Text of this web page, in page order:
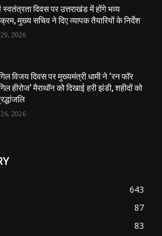
स्वतंत्रता दिवस पर उत्तराखंड में होंगे भव्य
मुख्य सचिव ने दिए व्यापक तैयारियों के निर्देश
2026
विजय दिवस पर मुख्यमंत्री धामी ने ‘रन फॉर
हीरोज’ मैराथॉन को दिखाई हरी झंडी, शहीदों को
2026
643
87
83